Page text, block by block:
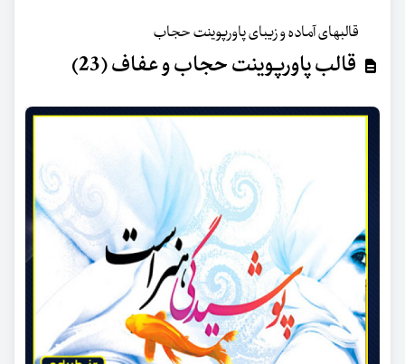
قالبهای آماده و زیبای پاورپوینت حجاب
قالب پاورپوینت حجاب و عفاف (23)